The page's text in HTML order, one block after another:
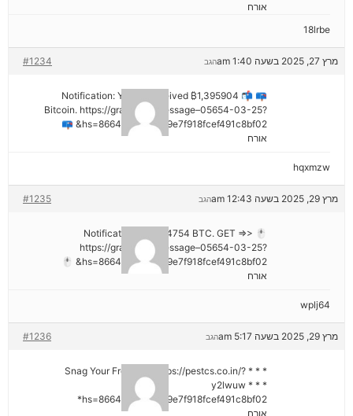
אורח
18lrbe
מרץ 27, 2025 בשעה 1:40 am #1234 הגב
📪 📬 Notification: You've received ₿1,395904
Bitcoin. https://graph.org/Message–05654-03-25?
hs=8664c520642b9e7f918fcef491c8bf02& 📪
אורח
hqxmzw
מרץ 29, 2025 בשעה 12:43 am #1235 הגב
🖱 Notification; + 1,424754 BTC. GET =>>
https://graph.org/Message–05654-03-25?
hs=8664c520642b9e7f918fcef491c8bf02& 🖱
אורח
wplj64
מרץ 29, 2025 בשעה 5:17 am #1236 הגב
* * * Snag Your Free Gift: https://pestcs.co.in/?
y2lwuw * * *
hs=8664c520642b9e7f918fcef491c8bf02*
אורח